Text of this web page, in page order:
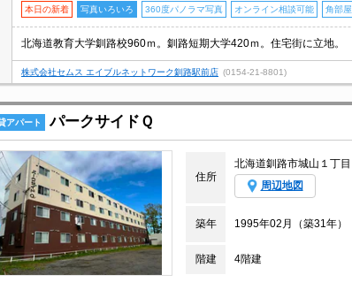
本日の新着 写真いろいろ 360度パノラマ写真 オンライン相談可能 角部屋
北海道教育大学釧路校960ｍ。釧路短期大学420ｍ。住宅街に立地。
株式会社セムス エイブルネットワーク釧路駅前店 (0154-21-8801)
アパート パークサイドＱ
住所
北海道釧路市城山１丁目
周辺地図
築年
1995年02月（築31年）
階建 4階建